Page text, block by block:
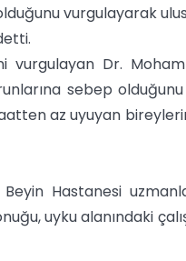
vurgulayarak
vurgulayan Dr.
sebep
az uyuyan
Beyin Hastanesi
uyku alanındaki